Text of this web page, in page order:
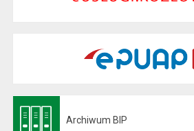
Archiwum BIP